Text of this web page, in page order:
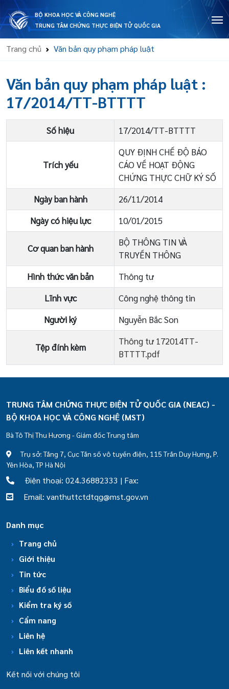
BỘ KHOA HỌC VÀ CÔNG NGHỆ
TRUNG TÂM CHỨNG THỰC ĐIỆN TỬ QUỐC GIA
Trang chủ Văn bản quy phạm pháp luật
Văn bản quy phạm pháp luật :
17/2014/TT-BTTTT
Số hiệu 17/2014/TT-BTTTT
Trích yếu
QUY ĐỊNH CHẾ ĐỘ BÁO
CÁO VỀ HOẠT ĐỘNG
CHỨNG THỰC CHỮ KÝ SỐ
Ngày ban hành
26/11/2014
Ngày có hiệu lực
10/01/2015
Cơ quan ban hành
BỘ THÔNG TIN VÀ
TRUYỀN THÔNG
Hình thức văn bản
Thông tư
Lĩnh vực
Công nghệ thông tin
Người ký
Nguyễn Bắc Son
Tệp đính kèm
Thông tư 172014TT-
BTTTT.pdf
TRUNG TÂM CHỨNG THỰC ĐIỆN TỬ QUỐC GIA (NEAC) -
BỘ KHOA HỌC VÀ CÔNG NGHỆ (MST)
Bà Tô Thị Thu Hương - Giám đốc Trung tâm
Trụ sở: Tầng 7, Cục Tần số vô tuyến điện, 115 Trần Duy Hưng, P.
Yên Hòa, TP Hà Nội
Điện thoại: 024.36882333 | Fax:
Email: vanthuttctdtqg@mst.gov.vn
Danh mục
Trang chủ
Giới thiệu
Tin tức
Biểu đồ số liệu
Kiểm tra ký số
Cẩm nang
Liên hệ
Liên kết nhanh
Kết nối với chúng tôi